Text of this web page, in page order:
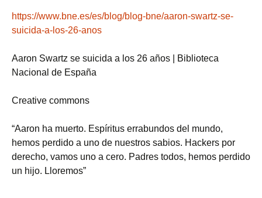
https://www.bne.es/es/blog/blog-bne/aaron-swartz-se-
suicida-a-los-26-anos
Aaron Swartz se suicida a los 26 años | Biblioteca
Nacional de España
Creative commons
“Aaron ha muerto. Espíritus errabundos del mundo,
hemos perdido a uno de nuestros sabios. Hackers por
derecho, vamos uno a cero. Padres todos, hemos perdido
un hijo. Lloremos”